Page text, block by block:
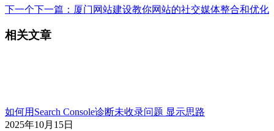
下一个下一篇： 厦门网站建设教你网站的社交媒体整合和优化
相关文章
如何用Search Console诊断未收录问题 显示思路
2025年10月15日